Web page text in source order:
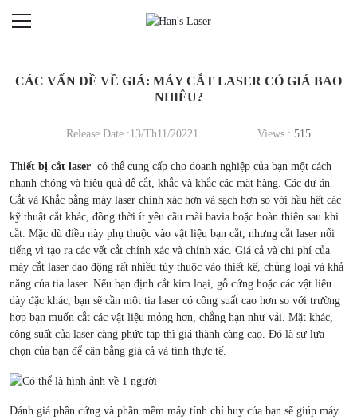
CÁC VẤN ĐỀ VỀ GIÁ: MÁY CẮT LASER CÓ GIÁ BAO
NHIÊU?
Release Date :13/Th11/20221 Views : 515
Thiết bị cắt laser có thể cung cấp cho doanh nghiệp của bạn một cách
nhanh chóng và hiệu quả để cắt, khắc và khắc các mặt hàng. Các dự án
Cắt và Khắc bằng máy laser chính xác hơn và sạch hơn so với hầu hết các
kỹ thuật cắt khác, đồng thời ít yêu cầu mài bavia hoặc hoàn thiện sau khi
cắt. Mặc dù điều này phụ thuộc vào vật liệu bạn cắt, nhưng cắt laser nổi
tiếng vì tạo ra các vết cắt chính xác và chính xác. Giá cả và chi phí của
máy cắt laser dao động rất nhiều tùy thuộc vào thiết kế, chủng loại và khả
năng của tia laser. Nếu bạn định cắt kim loại, gỗ cứng hoặc các vật liệu
dày đặc khác, bạn sẽ cần một tia laser có công suất cao hơn so với trường
hợp bạn muốn cắt các vật liệu mỏng hơn, chẳng hạn như vải. Mặt khác,
công suất của laser càng phức tạp thì giá thành càng cao. Đó là sự lựa
chọn của bạn để cân bằng giá cả và tính thực tế.
Đánh giá phần cứng và phần mềm máy tính chỉ huy của bạn sẽ giúp máy